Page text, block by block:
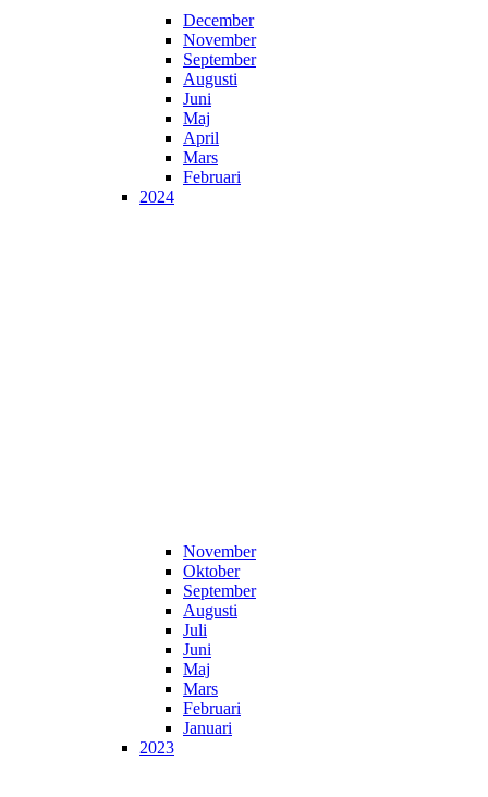
December
November
September
Augusti
Juni
Maj
April
Mars
Februari
2024
November
Oktober
September
Augusti
Juli
Juni
Maj
Mars
Februari
Januari
2023